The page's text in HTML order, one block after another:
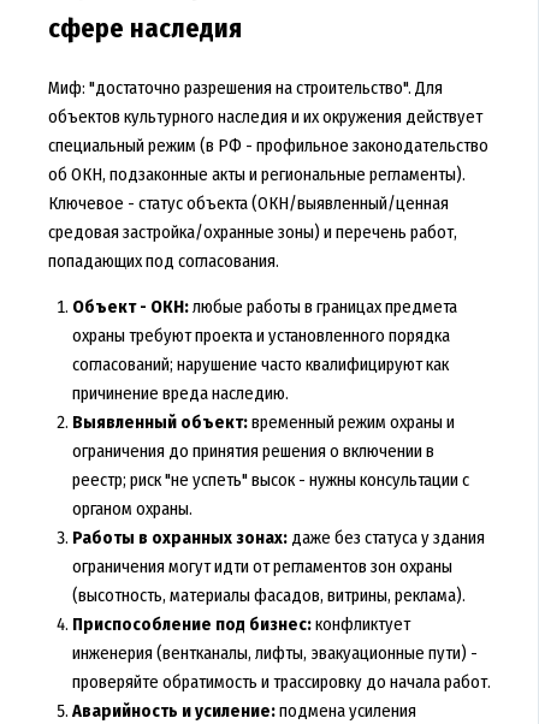
сфере наследия
Миф: "достаточно разрешения на строительство". Для
объектов культурного наследия и их окружения действует
специальный режим (в РФ - профильное законодательство
об ОКН, подзаконные акты и региональные регламенты).
Ключевое - статус объекта (ОКН/выявленный/ценная
средовая застройка/охранные зоны) и перечень работ,
попадающих под согласования.
Объект - ОКН:любые работы в границах предмета
охраны требуют проекта и установленного порядка
согласований; нарушение часто квалифицируют как
причинение вреда наследию.
Выявленный объект:временный режим охраны и
ограничения до принятия решения о включении в
реестр; риск "не успеть" высок - нужны консультации с
органом охраны.
Работы в охранных зонах:даже без статуса у здания
ограничения могут идти от регламентов зон охраны
(высотность, материалы фасадов, витрины, реклама).
Приспособление под бизнес:конфликтует
инженерия (вентканалы, лифты, эвакуационные пути) -
проверяйте обратимость и трассировку до начала работ.
Аварийность и усиление:подмена усиления